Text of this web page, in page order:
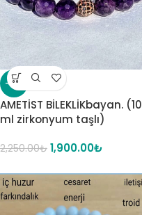
-16%
AMETİST BİLEKLİKbayan. (10
ml zirkonyum taşlı)
2,250.00₺ 1,900.00₺